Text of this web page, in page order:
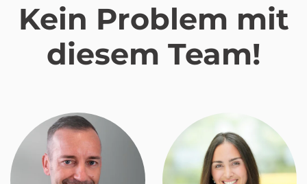
Kein Problem mit
diesem Team!